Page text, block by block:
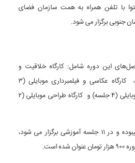
با تلفن همراه به همت سازمان فضای
جنوبی برگزار می شود.
این دوره شامل: کارگاه خلاقیت و
سناریونویسی (۲ جلسه)، کارگاه عکاسی و فیلمبرداری موبایلی (۳
جلسه)، کارگاه تدوین موبایلی (۴ جلسه) و کارگاه طراحی موبایلی (۲
مدرس دوره فرامرز کمیلیبوده و در ۱۱ جلسه آموزشی برگزار می شود،
است.